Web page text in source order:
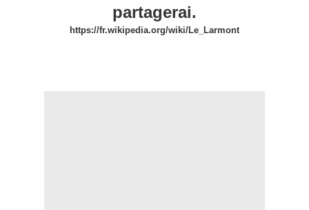
partagerai.
https://fr.wikipedia.org/wiki/Le_Larmont